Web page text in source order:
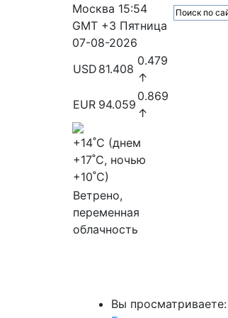
Москва 15:54
GMT +3 Пятница
07-08-2026
USD 81.408
0.479
↑
EUR 94.059
0.869
↑
+14˚C (днем
+17˚C, ночью
+10˚C)
Ветрено,
переменная
облачность
Вы просматриваете: